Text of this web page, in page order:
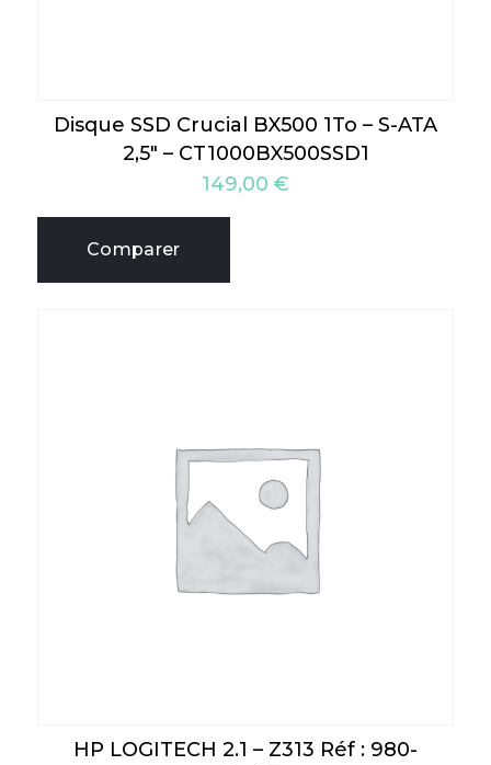
Disque SSD Crucial BX500 1To – S-ATA
2,5″ – CT1000BX500SSD1
149,00 €
Comparer
HP LOGITECH 2.1 – Z313 Réf : 980-